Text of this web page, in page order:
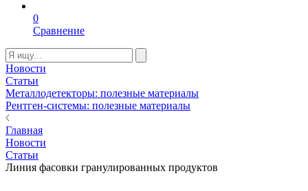
0
Сравнение
Новости
Статьи
Металлодетекторы: полезные материалы
Рентген-системы: полезные материалы
Главная
Новости
Статьи
Линия фасовки гранулированных продуктов